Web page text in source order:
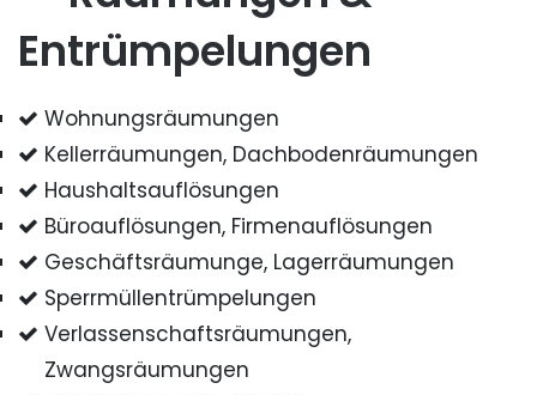
Entrümpelungen
Wohnungsräumungen
Kellerräumungen, Dachbodenräumungen
Haushaltsauflösungen
Büroauflösungen, Firmenauflösungen
Geschäftsräumunge, Lagerräumungen
Sperrmüllentrümpelungen
Verlassenschaftsräumungen,
Zwangsräumungen